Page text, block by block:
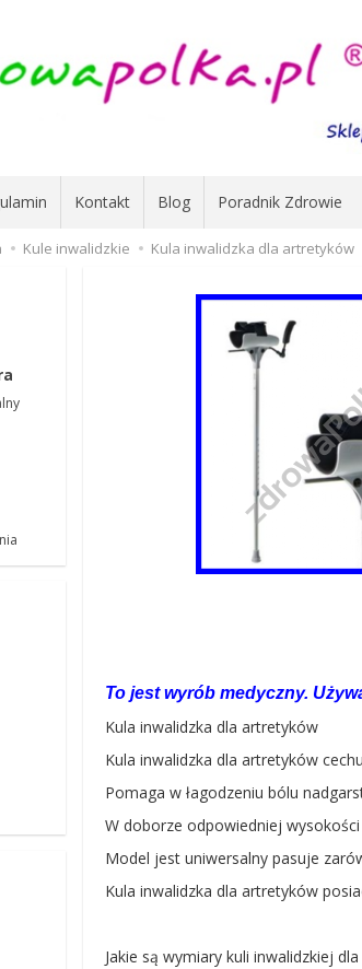
Kontakt Blog Poradnik Zdrowie
Kule inwalidzkie Kula inwalidzka dla artretyków
To jest wyrób medyczny.
Kula inwalidzka dla artretyków
Kula inwalidzka dla artretyków
Pomaga w łagodzeniu bólu
W doborze odpowiedniej
Model jest uniwersalny pasuje
Kula inwalidzka dla artretyków
Jakie są wymiary kuli inwalidzkiej